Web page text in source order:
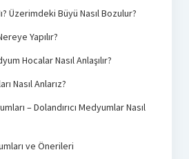
Üzerimdeki Büyü Nasıl Bozulur?
Yapılır?
Hocalar Nasıl Anlaşılır?
Nasıl Anlarız?
– Dolandırıcı Medyumlar Nasıl
ve Önerileri